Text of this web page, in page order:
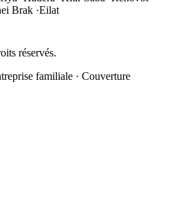
Brak ·Eilat
réservés.
familiale · Couverture